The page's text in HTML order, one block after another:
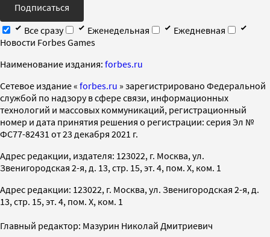
Подписаться
Все сразу
Еженедельная
Ежедневная
Новости Forbes Games
Наименование издания: forbes.ru
Cетевое издание « forbes.ru » зарегистрировано Федеральной
службой по надзору в сфере связи, информационных
технологий и массовых коммуникаций, регистрационный
номер и дата принятия решения о регистрации: серия Эл №
ФС77-82431 от 23 декабря 2021 г.
Адрес редакции, издателя: 123022, г. Москва, ул.
Звенигородская 2-я, д. 13, стр. 15, эт. 4, пом. X, ком. 1
Адрес редакции: 123022, г. Москва, ул. Звенигородская 2-я, д.
13, стр. 15, эт. 4, пом. X, ком. 1
Главный редактор: Мазурин Николай Дмитриевич